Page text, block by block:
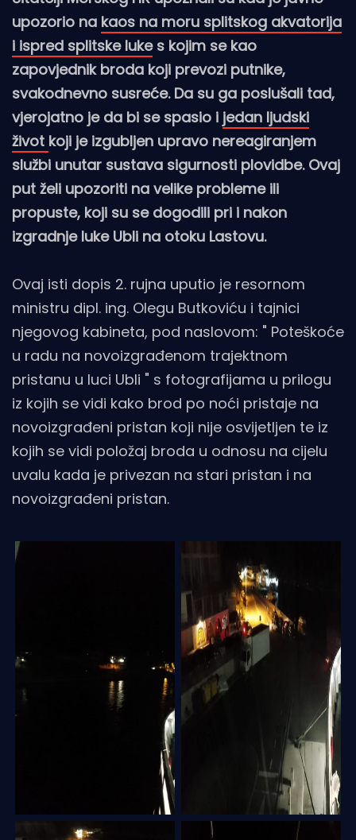
upozorio na kaos na moru splitskog akvatorija
i ispred splitske lukes kojim se kao
zapovjednik broda koji prevozi putnike,
svakodnevno susreće. Da su ga poslušali tad,
vjerojatno je da bi se spasio i jedan ljudski
život koji je izgubljen upravo nereagiranjem
službi unutar sustava sigurnosti plovidbe. Ovaj
put želi upozoriti na velike probleme ili
propuste, koji su se dogodili pri i nakon
izgradnje luke Ubli na otoku Lastovu.
Ovaj isti dopis 2. rujna uputio je resornom
ministru dipl. ing. Olegu Butkoviću i tajnici
njegovog kabineta, pod naslovom: " Poteškoće
u radu na novoizgrađenom trajektnom
pristanu u luci Ubli " s fotografijama u prilogu
iz kojih se vidi kako brod po noći pristaje na
novoizgrađeni pristan koji nije osvijetljen te iz
kojih se vidi položaj broda u odnosu na cijelu
uvalu kada je privezan na stari pristan i na
novoizgrađeni pristan.